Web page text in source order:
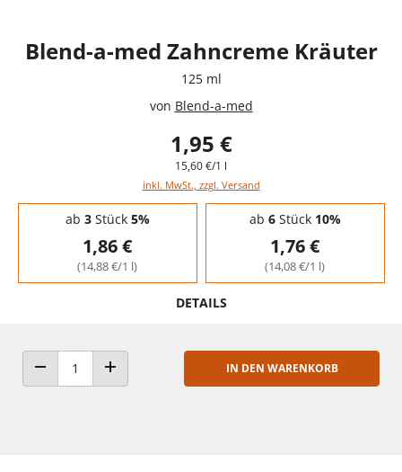
Blend-a-med Zahncreme Kräuter
125 ml
von Blend-a-med
1,95 €
15,60 €/1 l
inkl. MwSt., zzgl. Versand
Staffelpreise - Mengenrabatt
ab 3Stück 5%
1,86 €
(14,88 €/1 l)
ab 6Stück 10%
1,76 €
(14,08 €/1 l)
DETAILS
ANZAHL VERRINGERNANZAHL ERHÖHEN
IN DEN WARENKORB